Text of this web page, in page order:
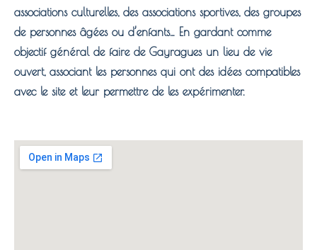
associations culturelles, des associations sportives, des groupes
de personnes âgées ou d’enfants… En gardant comme
objectif général de faire de Gayragues un lieu de vie
ouvert, associant les personnes qui ont des idées compatibles
avec le site et leur permettre de les expérimenter.